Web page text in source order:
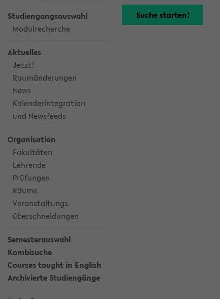
Studiengangsauswahl
Modulrecherche
Aktuelles
Jetzt!
Raumänderungen
News
Kalenderintegration
und Newsfeeds
Organisation
Fakultäten
Lehrende
Prüfungen
Räume
Veranstaltungs-
überschneidungen
Semesterauswahl
Kombisuche
Courses taught in English
Archivierte Studiengänge